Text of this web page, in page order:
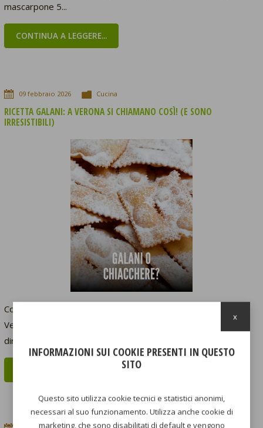
mascarpone 5...
CONTINUA A LEGGERE...
09 febbraio 2026 Cucina
RICETTA GALANI: A VERONA SI CHIAMANO COSÌ! (E SONO
IRRESISTIBILI)
Come abbiamo raccontato nel nostro post Instagram, qui a
Verona li chiamiamo Galani. Se non l’hai ancora fatto, corri a
dircelo nei commenti: da te come si chiamano?
INFORMAZIONI SUI COOKIE PRESENTI IN QUESTO
SITO
Questo sito utilizza cookie tecnici e statistici anonimi,
necessari al suo funzionamento. Utilizza anche cookie di
marketing, che sono disabilitati di default e vengono
x